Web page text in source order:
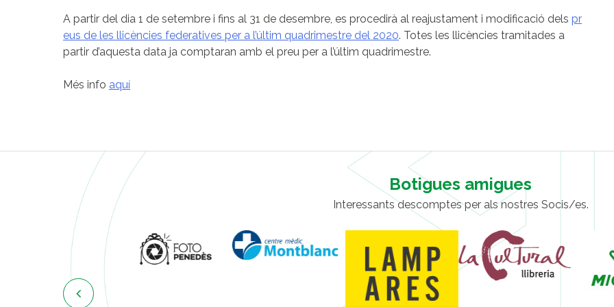
A partir del dia 1 de setembre i fins al 31 de desembre, es procedirà al reajustament i modificació dels pr
eus de les llicències federatives per a l’últim quadrimestre del 2020. Totes les llicències tramitades a
partir d’aquesta data ja comptaran amb el preu per a l’últim quadrimestre.
Més info aquí
Botigues amigues
Interessants descomptes per als nostres Socis/es.
